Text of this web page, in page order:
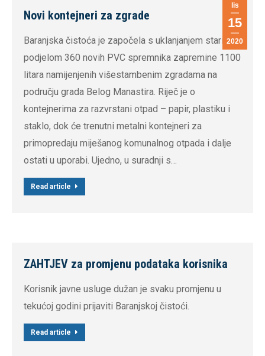
lis
15
2020
Novi kontejneri za zgrade
Baranjska čistoća je započela s uklanjanjem starih i
podjelom 360 novih PVC spremnika zapremine 1100
litara namijenjenih višestambenim zgradama na
području grada Belog Manastira. Riječ je o
kontejnerima za razvrstani otpad – papir, plastiku i
staklo, dok će trenutni metalni kontejneri za
primopredaju miješanog komunalnog otpada i dalje
ostati u uporabi. Ujedno, u suradnji s…
Read article
ZAHTJEV za promjenu podataka korisnika
Korisnik javne usluge dužan je svaku promjenu u
tekućoj godini prijaviti Baranjskoj čistoći.
Read article